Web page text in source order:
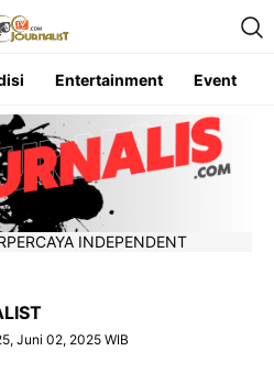
Entertainment Event
INDEPENDENT
Juni 02, 2025 WIB